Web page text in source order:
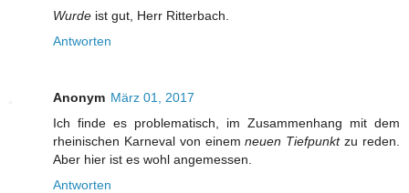
Wurde ist gut, Herr Ritterbach.
Antworten
Anonym März 01, 2017
Ich finde es problematisch, im Zusammenhang mit dem
rheinischen Karneval von einemneuen Tiefpunktzu reden.
Aber hier ist es wohl angemessen.
Antworten